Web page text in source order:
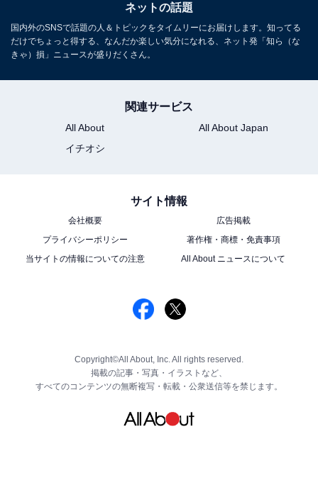
ネットの話題
国内外のSNSで話題の人＆トピックをタイムリーにお届けします。知ってる
だけでちょっと得する、なんだか楽しい気分になれる、ネット発「知ら（な
きゃ）損」ニュースが盛りだくさん。
関連サービス
All About
All About Japan
イチオシ
サイト情報
会社概要
広告掲載
プライバシーポリシー
著作権・商標・免責事項
当サイトの情報についての注意
All About ニュースについて
Copyright©All About, Inc. All rights reserved.
掲載の記事・写真・イラストなど、
すべてのコンテンツの無断複写・転載・公衆送信等を禁じます。